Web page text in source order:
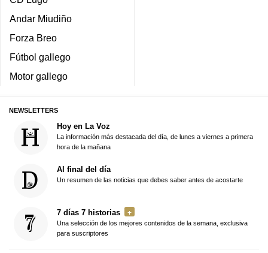
Andar Miudiño
Forza Breo
Fútbol gallego
Motor gallego
NEWSLETTERS
Hoy en La Voz
La información más destacada del día, de lunes a viernes a primera
hora de la mañana
Al final del día
Un resumen de las noticias que debes saber antes de acostarte
7 días 7 historias
Una selección de los mejores contenidos de la semana, exclusiva
para suscriptores